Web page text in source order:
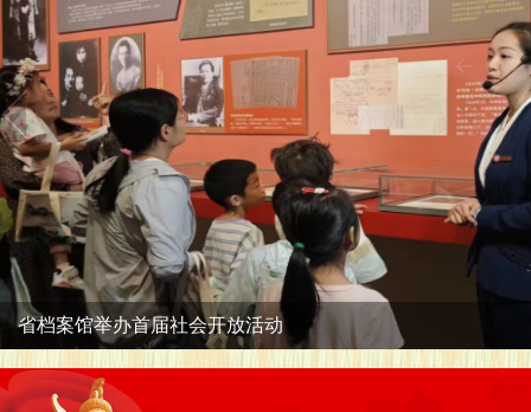
省委书记刘宁到省档案馆参观“伟大胜利——纪念中国...
省档案馆举办理论学习中心组（扩大）学习暨学习贯彻...
档案灾害应急管理与受灾档案抢救学术交流会顺利召开
省档案馆举办首届社会开放活动